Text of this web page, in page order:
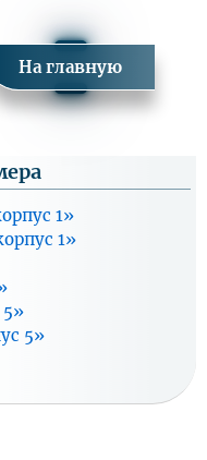
- 30.10.2026
- 30.11.2026
На главную
1»
1»
5»